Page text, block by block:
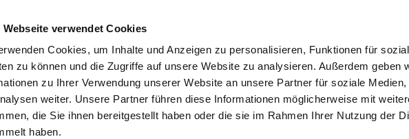
Webseite verwendet Cookies
Cookies, um Inhalte und Anzeigen zu personalisieren, Funktionen für
zu können und die Zugriffe auf unsere Website zu analysieren. Außerdem geben
zu Ihrer Verwendung unserer Website an unsere Partner für soziale Medien,
weiter. Unsere Partner führen diese Informationen möglicherweise mit
die Sie ihnen bereitgestellt haben oder die sie im Rahmen Ihrer Nutzung der
haben.